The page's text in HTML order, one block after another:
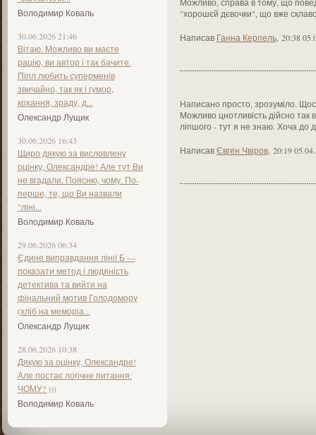
Володимир Коваль
30.06.2026 21:46
Вітаю. Можливо ви маєте
рацію, ви автор і так бачите.
Піпл любить суперменів
звичайно, так як і гумор,
кохання, зраду, д...
Олександр Лущик
30.06.2026 16:43
Щиро дякую за висловлену
оцінку, Олександре! Але тут Ви
не вгадали. Поясню, чому. По-
перше, те, що Ви назвали
"ліні...
Володимир Коваль
29.06.2026 06:34
Єдине виправдання лінії Б —
показати метод і людяність
детектива та вийти на
фінальний мотив Голодомору
(хліб на меморіа...
Олександр Лущик
28.06.2026 10:38
Дякую за оцінку, Олександре!
Але постає логічне питання:
ЧОМУ? )))
Володимир Коваль
"хорошєй дєвочки", що вже
Написав Ганна Керпель, 20:38
Написано просто, зрозуміло.
Можливо цнотливість дійсно так
ліпшого - тут я не знаю. Хоча до
НаписавЄвген Чвіров, 20:19